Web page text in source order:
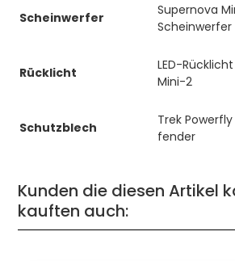
Scheinwerfer
Supernova
Scheinwerfer
Rücklicht
LED-
Mini-2
Schutzblech
Trek
fender
Kunden die diesen Artikel
kauften auch: